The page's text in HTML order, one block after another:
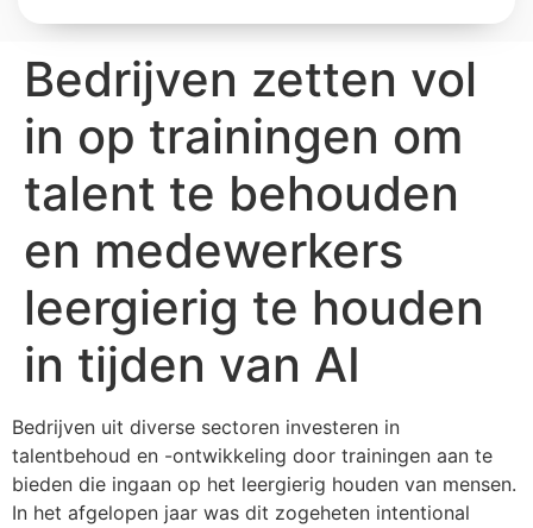
Bedrijven zetten vol
in op trainingen om
talent te behouden
en medewerkers
leergierig te houden
in tijden van AI
Bedrijven uit diverse sectoren investeren in
talentbehoud en -ontwikkeling door trainingen aan te
bieden die ingaan op het leergierig houden van mensen.
In het afgelopen jaar was dit zogeheten intentional